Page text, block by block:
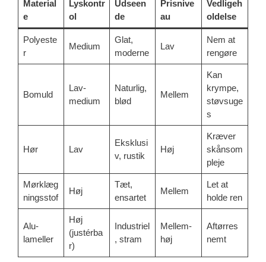
Material
e
Lyskontr
ol
Udseen
de
Prisnive
au
Vedligeh
oldelse
Polyeste
r
Medium
Glat,
moderne
Lav
Nem at
rengøre
Bomuld
Lav-
medium
Naturlig,
blød
Mellem
Kan
krympe,
støvsuge
s
Hør Lav
Eksklusi
v, rustik
Høj
Kræver
skånsom
pleje
Mørklæg
ningsstof
Høj
Tæt,
ensartet
Mellem
Let at
holde ren
Alu-
lameller
Høj
(justérba
r)
Industriel
, stram
Mellem-
høj
Aftørres
nemt